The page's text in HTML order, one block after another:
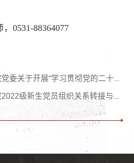
0531-88364077
展“学习贯彻党的二十大精神 精耕细作开新局”理论学习活动的通知
级新生党员组织关系转接与档案接收地址